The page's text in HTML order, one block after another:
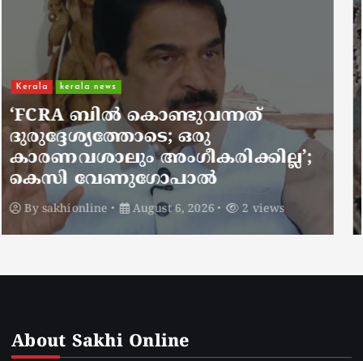
Kerala kerala news
ചാലിശേരിയില്‍ സര്‍ക്കാര്‍
ജനകീയ ആരോഗ്യകേന്ദ്രത്തില്‍
നഴ്സിന് അണലിയുടെ കടിയേറ്റു;
അണലിയുടെ കടിയേറ്റത്
ഡ്യൂട്ടിക്കിടെ
Bysakhionline August 6, 2026 2 views
About Sakhi Online